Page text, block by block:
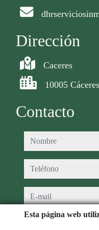
Dirección
Caceres
10005 Cáceres
Contacto
nombre
teléfono
e-mail
Esta página web